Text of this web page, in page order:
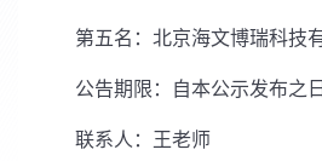
第五名：北京海文博瑞科技
公告期限：自本公示发布之
联系人：王老师